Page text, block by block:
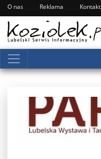
O nas Reklama Kontakt